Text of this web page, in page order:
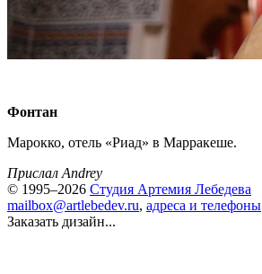
Фонтан
Марокко, отель «Риад» в Марракеше.
Прислал Andrey
© 1995–2026 Студия Артемия Лебедева
mailbox@artlebedev.ru, адреса и телефоны
Заказать дизайн...